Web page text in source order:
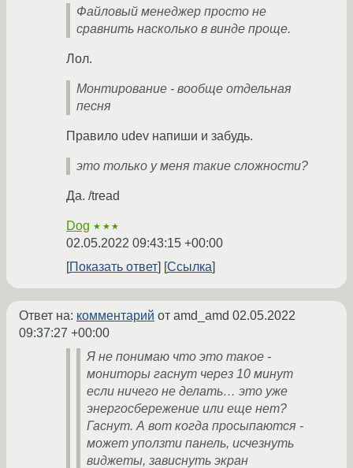
Файловый менеджер просто не
сравнить насколько в винде проще.
Лол.
Монтирование - вообще отдельная
песня
Правило udev напиши и забудь.
это только у меня такие сложности?
Да. /tread
Dog ★★★
02.05.2022 09:43:15 +00:00
Показать ответ
Ссылка
Ответ на: комментарий от amd_amd 02.05.2022
09:37:27 +00:00
Я не понимаю что это такое -
мониторы гаснут через 10 минут
если ничего не делать… это уже
энергосбережение или еще нет?
Гаснут. А вот когда просыпаются -
может уползти панель, исчезнуть
виджеты, зависнуть экран